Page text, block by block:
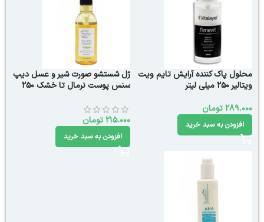
محلول پاک کننده آرایش تایم ویت
ویتالیر 250 میلی لیتر
289.000تومان
افزودن به سبد خرید
ژل شستشو صورت شیر و عسل دیپ
سنس پوست نرمال تا خشک 250
215.000تومان
افزودن به سبد خرید